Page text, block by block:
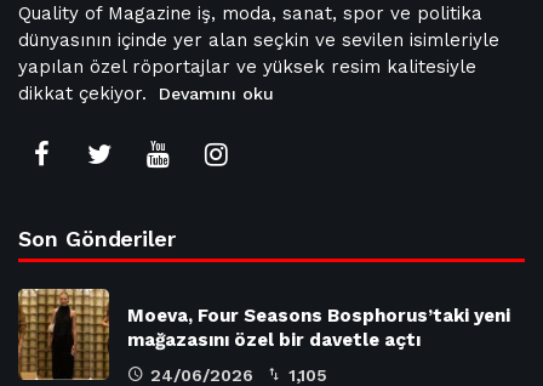
Quality of Magazine iş, moda, sanat, spor ve politika
dünyasının içinde yer alan seçkin ve sevilen isimleriyle
yapılan özel röportajlar ve yüksek resim kalitesiyle
dikkat çekiyor.
Devamını oku
Son Gönderiler
Moeva, Four Seasons Bosphorus’taki yeni
mağazasını özel bir davetle açtı
24/06/2026 1,105